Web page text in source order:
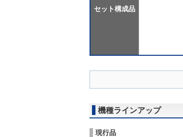
セット構成品
機種ラインアップ
現行品